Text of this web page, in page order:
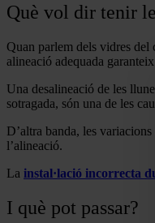
Què vol dir tenir
Quan parlem dels vidres del
alineació adequada
Una desalineació de les
sotragada, són una de les
D’altra banda, les
l’alineació.
La instal·lació incorrecta
I què pot passar?